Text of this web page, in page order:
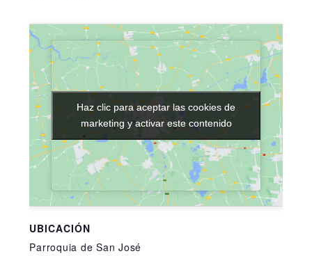
UBICACIÓN
Parroquia de San José
Haz clic para aceptar las cookies de
marketing y activar este contenido
Haz clic para aceptar las cookies de
marketing y activar este contenido